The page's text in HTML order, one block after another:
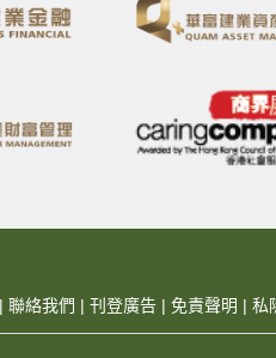
| 聯絡我們 | 刊登廣告 | 免責聲明 | 私